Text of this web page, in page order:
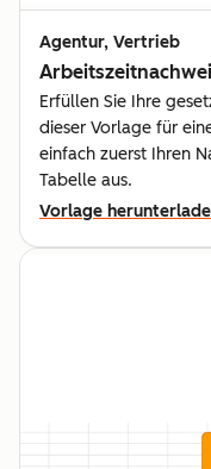
Agentur, Vertrieb
Erfüllen Sie Ihre
dieser Vorlage für
einfach zuerst Ihren
Tabelle aus.
Vorlage